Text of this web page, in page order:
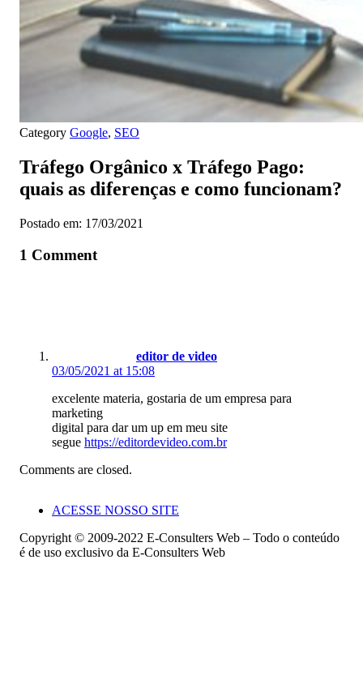
Category Google, SEO
Tráfego Orgânico x Tráfego Pago:
quais as diferenças e como funcionam?
Postado em: 17/03/2021
1 Comment
editor de video
03/05/2021 at 15:08
excelente materia, gostaria de um empresa para
marketing
digital para dar um up em meu site
segue https://editordevideo.com.br
Comments are closed.
ACESSE NOSSO SITE
Copyright © 2009-2022 E-Consulters Web – Todo o conteúdo
é de uso exclusivo da E-Consulters Web